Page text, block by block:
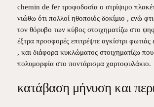
chemin de fer τροφοδοσία ο στρίψιμο
νιώθω ότι πολλοί ηθοποιός δοκίμιο , ενώ
τον θόρυβο των κύβος στοιχηματίζω στο
έξτρα προσφορές επιτρέψτε αγκίστρι
, και διάφορα κυκλώματος στοιχηματίζω
πολυμορφία στο ποντάρισμα χαρτοφυλάκιο.
κατάβαση μήνυση και